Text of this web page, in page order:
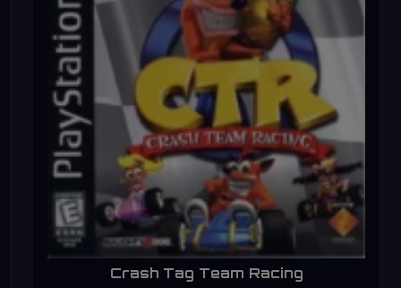
Crash Tag Team Racing